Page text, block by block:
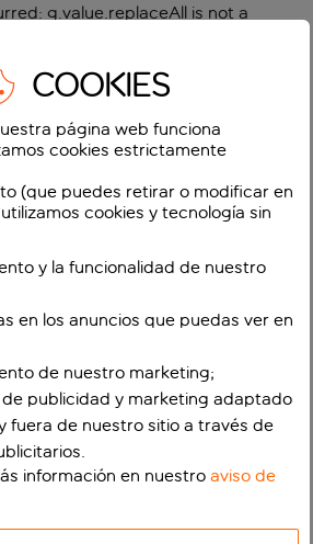
g.value.replaceAll is not a
COOKIES
página web funciona
cookies estrictamente
(que puedes retirar o modificar en
cookies y tecnología sin
y la funcionalidad de nuestro
en los anuncios que puedas ver en
de nuestro marketing;
publicidad y marketing adaptado
fuera de nuestro sitio a través de
información en nuestroaviso de